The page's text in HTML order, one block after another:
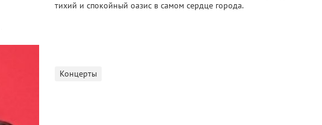
тихий и спокойный оазис в самом сердце города.
Концерты